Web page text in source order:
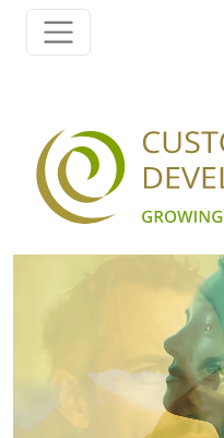
Zum Inhalt springen
Hauptnavigation